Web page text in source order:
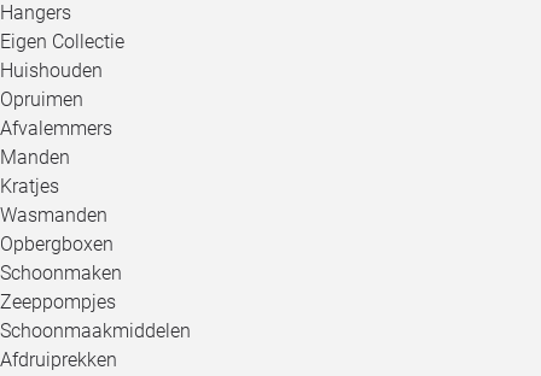
Hangers
Eigen Collectie
Huishouden
Opruimen
Afvalemmers
Manden
Kratjes
Wasmanden
Opbergboxen
Schoonmaken
Zeeppompjes
Schoonmaakmiddelen
Afdruiprekken